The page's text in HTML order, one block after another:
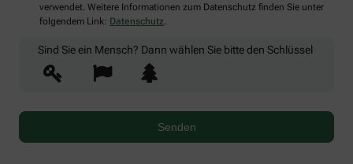
verwendet. Weitere Informationen zum Datenschutz finden Sie unter
folgendem Link: Datenschutz.
Sind Sie ein Mensch? Dann wählen Sie bitteden Schlüssel